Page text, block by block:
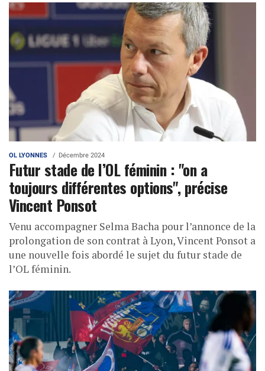
OL LYONNES Décembre 2024
Futur stade de l’OL féminin : "on a
toujours différentes options", précise
Vincent Ponsot
Venu accompagner Selma Bacha pour l’annonce de la
prolongation de son contrat à Lyon, Vincent Ponsot a
une nouvelle fois abordé le sujet du futur stade de
l’OL féminin.